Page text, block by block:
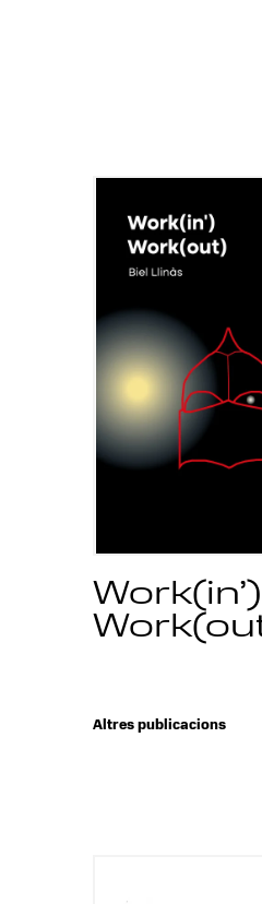
Work(in’)
Altres publicacions